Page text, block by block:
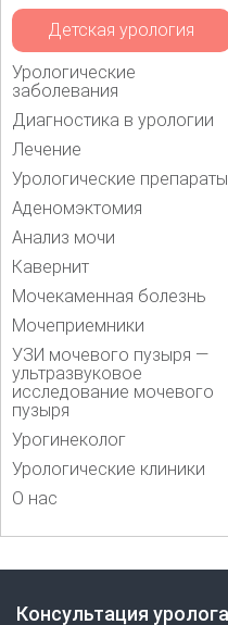
Детская урология
Урологические
заболевания
Диагностика в урологии
Лечение
Урологические препараты
Аденомэктомия
Анализ мочи
Кавернит
Мочекаменная болезнь
Мочеприемники
УЗИ мочевого пузыря —
ультразвуковое
исследование мочевого
пузыря
Урогинеколог
Урологические клиники
О нас
Консультация уролога